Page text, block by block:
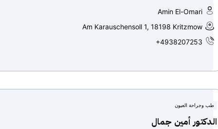
Amin El-Omari
Am Karauschensoll 1, 18198 Kritzmow
+4938207253
طب وجراحة العيون
الدكتور أمين جمال